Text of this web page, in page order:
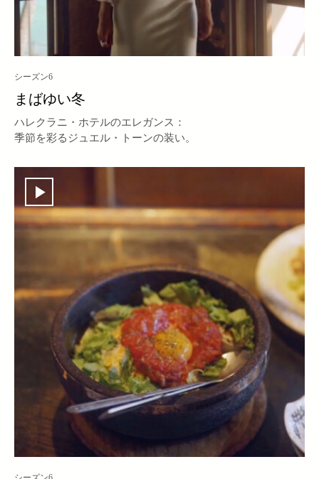
シーズン6
まばゆい冬
ハレクラニ・ホテルのエレガンス：
季節を彩るジュエル・トーンの装い。